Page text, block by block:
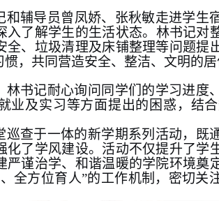
和辅导员曾凤娇、 张秋敏走进学生
入了解学生的生活状态。 林书记对
全、垃圾清理及床铺整理等问题提
，共同营造安全、整洁、文明的居
林书记耐心询问同学们 的学习进度
业及实习等方面提出的困惑，结
巡查于一体的新学期系列活动，既
化了学风建设。活动不仅提升了学
严谨治学、和谐温暖的学院环境奠
全方位育人”的工作机制，密切关